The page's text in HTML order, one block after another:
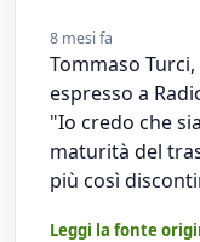
8 mesi fa
Tommaso
espresso a
"Io credo che
maturità del
più così
Leggi la fonte